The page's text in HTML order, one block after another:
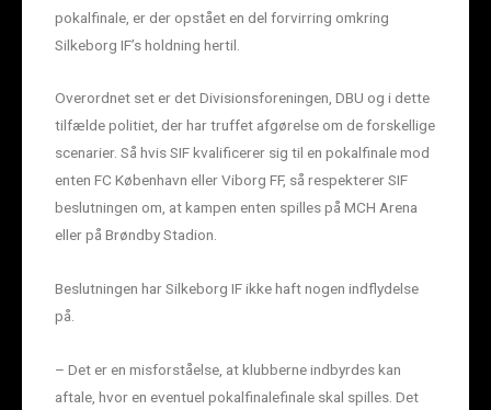
pokalfinale, er der opstået en del forvirring omkring
Silkeborg IF’s holdning hertil.
Overordnet set er det Divisionsforeningen, DBU og i dette
tilfælde politiet, der har truffet afgørelse om de forskellige
scenarier. Så hvis SIF kvalificerer sig til en pokalfinale mod
enten FC København eller Viborg FF, så respekterer SIF
beslutningen om, at kampen enten spilles på MCH Arena
eller på Brøndby Stadion.
Beslutningen har Silkeborg IF ikke haft nogen indflydelse
på.
– Det er en misforståelse, at klubberne indbyrdes kan
aftale, hvor en eventuel pokalfinalefinale skal spilles. Det